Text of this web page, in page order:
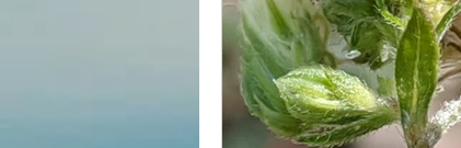
Divers estime de